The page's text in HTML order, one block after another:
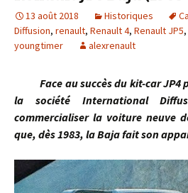
13 août 2018 Historiques
Diffusion, renault, Renault 4, Renault JP5,
youngtimer
alexrenault
Face au succès du kit-car JP4
la société International
commercialiser la voiture neuve
que, dès 1983, la Baja fait son